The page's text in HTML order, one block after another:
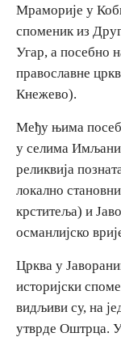
Сеоски туризам
Омладински
Списак
Мапа дестинација
Манифестације
Мултимедија
Мраморије у
споменик из
Угар, а посебно
православне
Кнежево).
Међу њима
у селима Имљани
реликвија
локално
крститеља) и
османлијско
Црква у
историјски
видљиви су, на
утврде Оштрца.